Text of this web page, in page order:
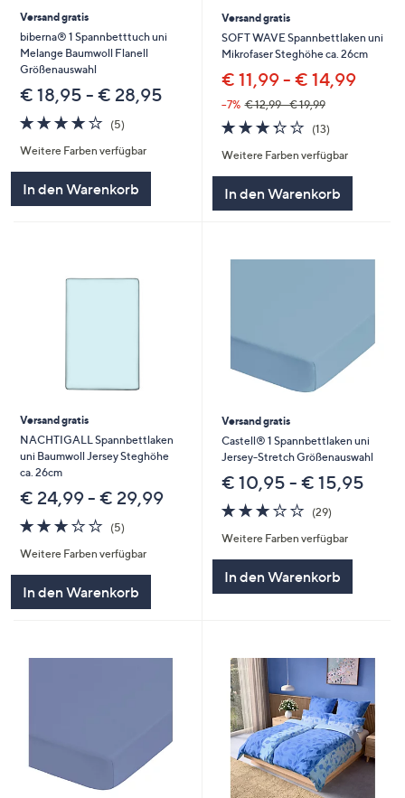
Versand gratis
biberna® 1 Spannbetttuch uni
Melange Baumwoll Flanell
Größenauswahl
€ 18,95 - € 28,95
3.8
von
5
(5)5
Weitere Farben verfügbar
In den Warenkorb
Versand gratis
SOFT WAVE Spannbettlaken uni
Mikrofaser Steghöhe ca. 26cm
€ 11,99 - € 14,99
--7% € 12,99 - € 19,99
3.3
von
5
(13)13
Weitere Farben verfügbar
In den Warenkorb
Versand gratis
NACHTIGALL Spannbettlaken
uni Baumwoll Jersey Steghöhe
ca. 26cm
€ 24,99 - € 29,99
3.2
von
5
(5)5
Weitere Farben verfügbar
In den Warenkorb
Versand gratis
Castell® 1 Spannbettlaken uni
Jersey-Stretch Größenauswahl
€ 10,95 - € 15,95
3.1
von
5
(29)29
Weitere Farben verfügbar
In den Warenkorb